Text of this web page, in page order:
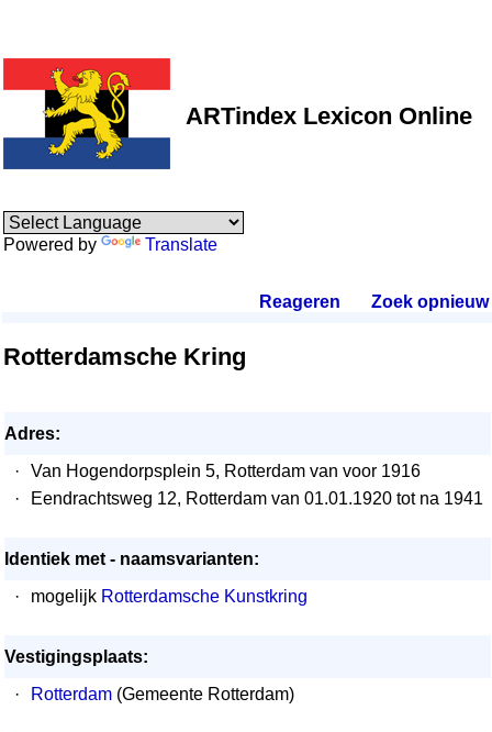
ARTindex Lexicon Online
Powered by Translate
Reageren Zoek opnieuw.
Rotterdamsche Kring
Adres:
·
Van Hogendorpsplein 5, Rotterdam van voor 1916
·
Eendrachtsweg 12, Rotterdam van 01.01.1920 tot na 1941
Identiek met - naamsvarianten:
·
mogelijk Rotterdamsche Kunstkring
Vestigingsplaats:
·
Rotterdam (Gemeente Rotterdam)